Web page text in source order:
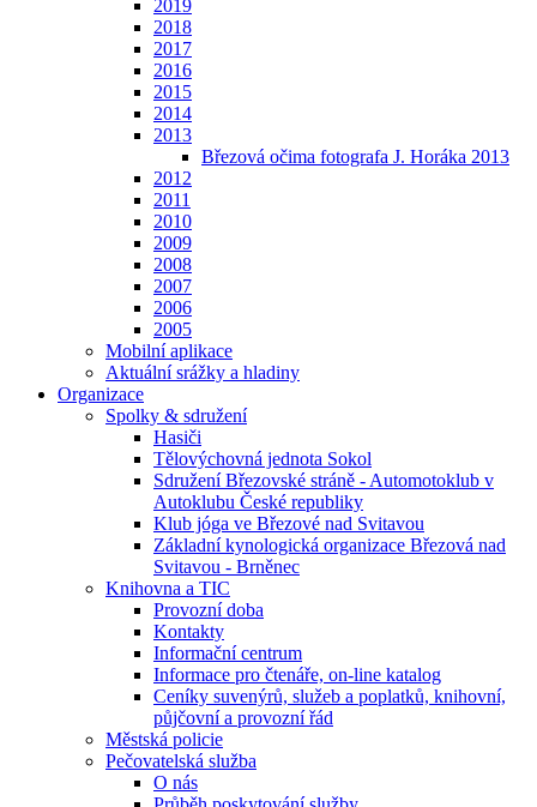
2019
2018
2017
2016
2015
2014
2013
Březová očima fotografa J. Horáka 2013
2012
2011
2010
2009
2008
2007
2006
2005
Mobilní aplikace
Aktuální srážky a hladiny
Organizace
Spolky & sdružení
Hasiči
Tělovýchovná jednota Sokol
Sdružení Březovské stráně - Automotoklub v
Autoklubu České republiky
Klub jóga ve Březové nad Svitavou
Základní kynologická organizace Březová nad
Svitavou - Brněnec
Knihovna a TIC
Provozní doba
Kontakty
Informační centrum
Informace pro čtenáře, on-line katalog
Ceníky suvenýrů, služeb a poplatků, knihovní,
půjčovní a provozní řád
Městská policie
Pečovatelská služba
O nás